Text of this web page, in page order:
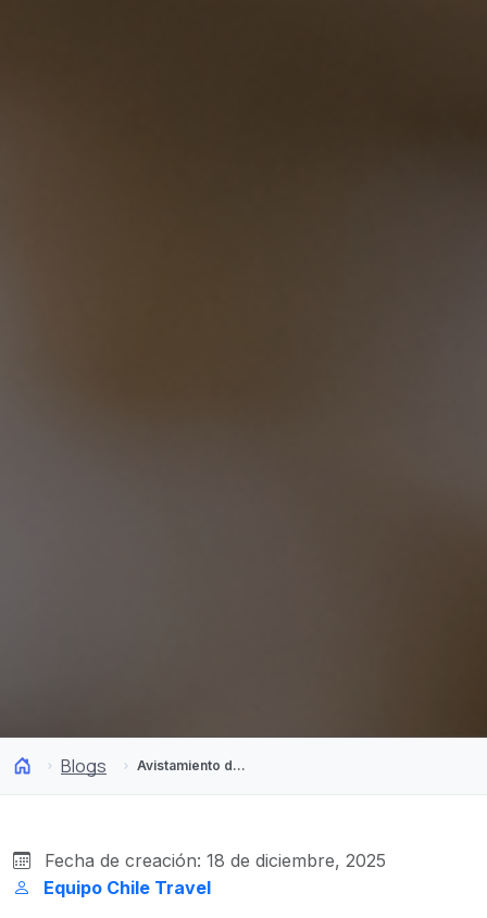
Blogs Avistamiento de pumas en Chile: Por qué somos el “Hollywood” del felino
Fecha de creación: 18 de diciembre, 2025
Equipo Chile Travel